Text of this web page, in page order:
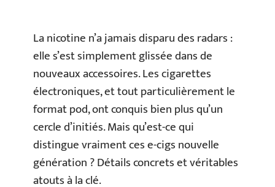
La nicotine n’a jamais disparu des radars :
elle s’est simplement glissée dans de
nouveaux accessoires. Les cigarettes
électroniques, et tout particulièrement le
format pod, ont conquis bien plus qu’un
cercle d’initiés. Mais qu’est-ce qui
distingue vraiment ces e-cigs nouvelle
génération ? Détails concrets et véritables
atouts à la clé.